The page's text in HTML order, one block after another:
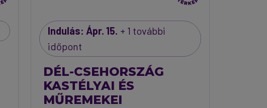
Indulás: Ápr. 15. + 1 további
időpont
DÉL-CSEHORSZÁG
KASTÉLYAI ÉS
MŰREMEKEI